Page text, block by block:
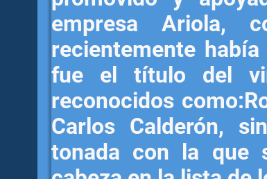
empresa Ariola,
recientemente había
fue el título del
reconocidos
Carlos Calderón,
tonada con la que